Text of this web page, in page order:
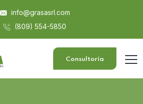
info@grasasrl.com
(809) 554-5850
Consultoría